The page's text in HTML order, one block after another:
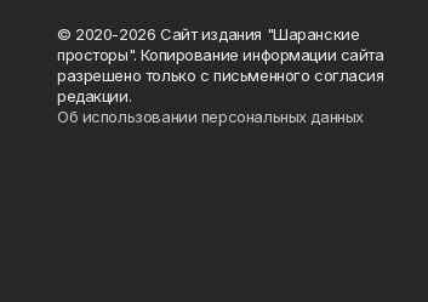
© 2020-2026 Сайт издания "Шаранские
просторы". Копирование информации сайта
разрешено только с письменного согласия
редакции.
Об использовании персональных данных